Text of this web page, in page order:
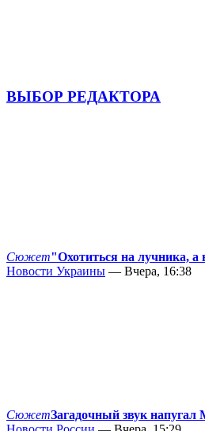
ВЫБОР РЕДАКТОРА
Сюжет"Охотиться на лучника, а
Новости Украины — Вчера, 16:38
СюжетЗагадочный звук напугал